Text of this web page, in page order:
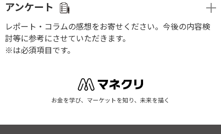
アンケート
レポート・コラムの感想をお寄せください。今後の内容検
討等に参考にさせていただきます。
※は必須項目です。
お金を学び、マーケットを知り、未来を描く